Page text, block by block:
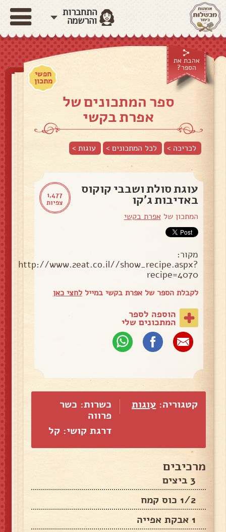
התחברות
והרשמה
אהבת את
הספר?
חפשי
מתכון
ספר המתכונים של
אפרת בקשי
לכריכה > לכל המתכונים > עוגות>
1,477
צפיות
עוגת סולת ושבבי קוקוס
באדיבות ג׳קו
המתכון של אפרת בקשי
מקור:
http://www.2eat.co.il//show_recipe.aspx?
recipe=4070
לקבלת הספר של אפרת בקשי במייללחצי כאן
הוספה לספר
המתכונים שלי
קטגוריה: עוגות
כשרות: כשר
פרווה
דרגת קושי: קל
מרכיבים
3 ביצים
1/2 כוס קמח
1 אבקת אפייה